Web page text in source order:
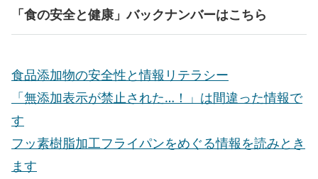
「食の安全と健康」バックナンバーはこちら
食品添加物の安全性と情報リテラシー
「無添加表示が禁止された…！」は間違った情報で
す
フッ素樹脂加工フライパンをめぐる情報を読みとき
ます